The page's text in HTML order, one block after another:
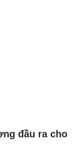
đầu ra cho